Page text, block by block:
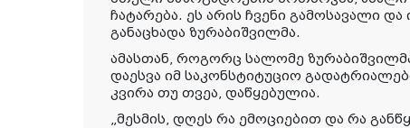
ჩატარება. ეს არის ჩვენი გამოსავალი და
განაცხადა ზურაბიშვილმა.
ამასთან, როგორც სალომე
დაესვა იმ საკონსტიტუციო
კვირა თუ თვეა, დაწყებულია.
„მესმის, დღეს რა ემოციებით და რა